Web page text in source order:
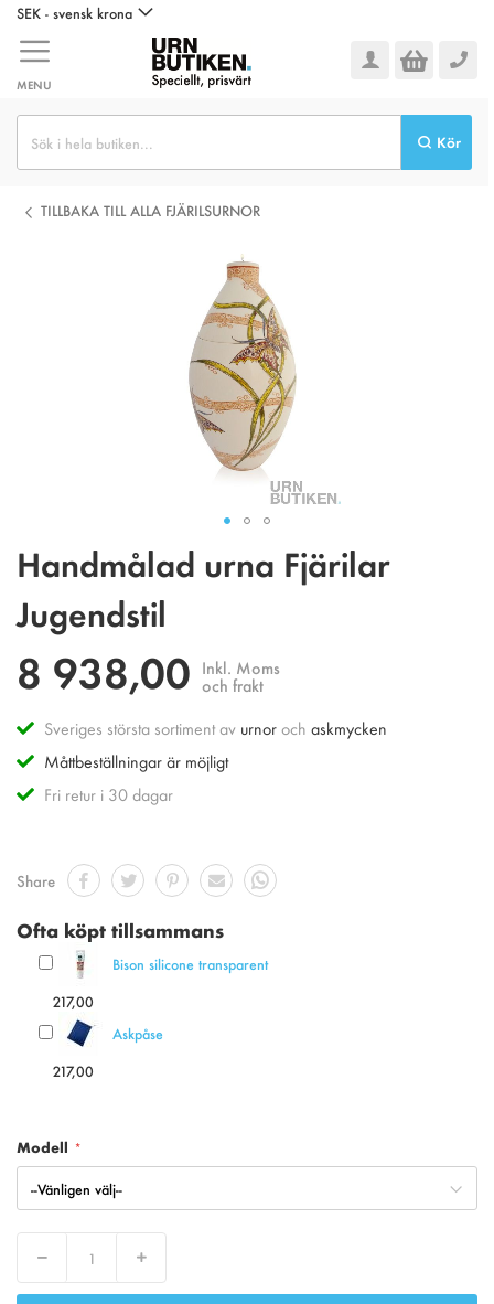
Hoppa
innehållet
SEK - svensk krona
MENU
Kör
TILLBAKA TILL ALLA FJÄRILSURNOR
till
av
bildgalleriet
Handmålad urna Fjärilar
Jugendstil
8 938,00 Inkl. Moms
och frakt
Sveriges största sortiment av urnoroch askmycken
Måttbeställningar är möjligt
Fri retur i 30 dagar
Share
Ofta köpt tillsammans
Bison silicone transparent
217,00
Askpåse
217,00
Modell
Decrease Increase